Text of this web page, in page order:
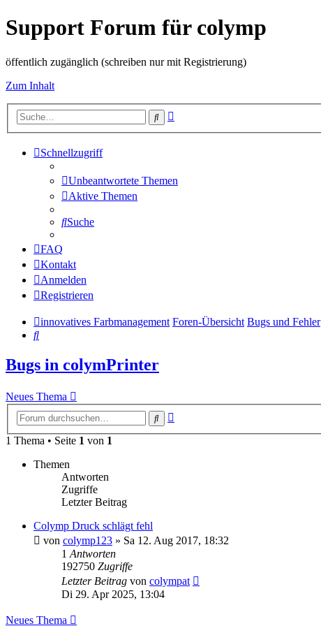
Support Forum für colymp
öffentlich zugänglich (schreiben nur mit Registrierung)
Zum Inhalt
Suche
Schnellzugriff
Unbeantwortete Themen
Aktive Themen
Suche
FAQ
Kontakt
Anmelden
Registrieren
innovatives Farbmanagement Foren-Übersicht Bugs und Fehler
Suche
Bugs in colymPrinter
Neues Thema
Suche
1 Thema • Seite 1 von 1
Themen
Antworten
Zugriffe
Letzter Beitrag
Colymp Druck schlägt fehl
von colymp123 » Sa 12. Aug 2017, 18:32
1 Antworten
192750 Zugriffe
Letzter Beitrag von colympat
Di 29. Apr 2025, 13:04
Neues Thema